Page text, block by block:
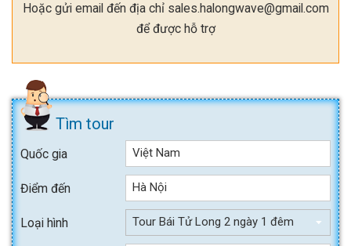
Hoặc gửi email đến địa chỉ sales.halongwave@gmail.com
để được hỗ trợ
Tìm tour
Quốc gia Việt Nam
Điểm đến Hà Nội
Loại hình Tour Bái Tử Long 2 ngày 1 đêm